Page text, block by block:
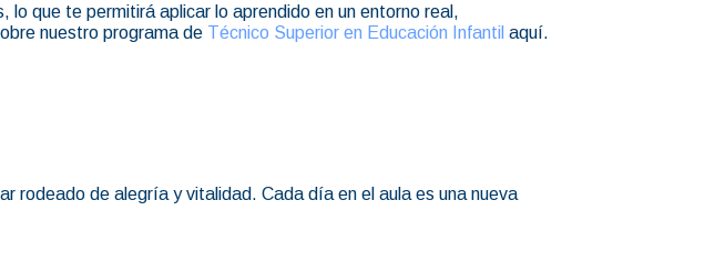
que te permitirá aplicar lo aprendido en un entorno real,
nuestro programa de Técnico Superior en Educación Infantil aquí.
rodeado de alegría y vitalidad. Cada día en el aula es una nueva